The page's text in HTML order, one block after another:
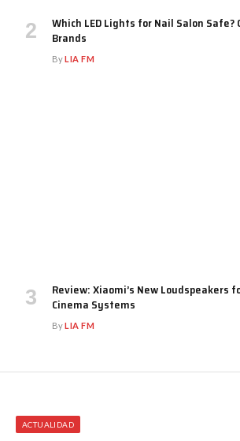
Which LED Lights for Nail Salon Safe?
Brands
ByLIA FM
Review: Xiaomi’s New Loudspeakers
Cinema Systems
ByLIA FM
ACTUALIDAD